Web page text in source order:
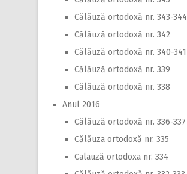
Călăuză ortodoxă nr. 343-344
Călăuză ortodoxă nr. 342
Călăuză ortodoxă nr. 340-341
Călăuză ortodoxă nr. 339
Călăuză ortodoxă nr. 338
Anul 2016
Călăuză ortodoxă nr. 336-337
Călăuza ortodoxă nr. 335
Calauză ortodoxa nr. 334